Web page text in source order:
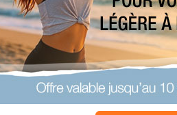
tombée sur la maison !